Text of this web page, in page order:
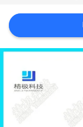
POLITICA
SULLA
PRIVACY